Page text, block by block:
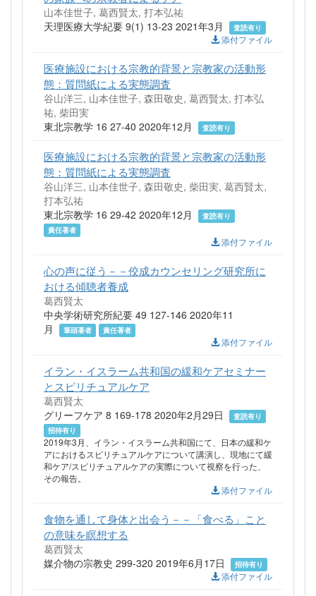
山本佳世子, 葛西賢太, 打本弘祐
天理医療大学紀要 9(1) 13-23 2021年3月
査読有り
添付ファイル
医療施設における宗教的背景と宗教家の活動形
態：質問紙による実態調査
谷山洋三, 山本佳世子, 森田敬史, 葛西賢太, 打本弘
祐, 柴田実
東北宗教学 16 27-40 2020年12月
査読有り
医療施設における宗教的背景と宗教家の活動形
態：質問紙による実態調査
谷山洋三, 山本佳世子, 森田敬史, 柴田実, 葛西賢太,
打本弘祐
東北宗教学 16 29-42 2020年12月
査読有り
責任著者
添付ファイル
心の声に従う－－佼成カウンセリング研究所に
おける傾聴者養成
葛西賢太
中央学術研究所紀要 49 127-146 2020年11
月
筆頭著者 責任著者
添付ファイル
イラン・イスラーム共和国の緩和ケアセミナー
とスピリチュアルケア
葛西賢太
グリーフケア 8 169-178 2020年2月29日
査読有り
招待有り
2019年3月、イラン・イスラーム共和国にて、日本の緩和ケ
アにおけるスピリチュアルケアについて講演し、現地にて緩
和ケア/スピリチュアルケアの実際について視察を行った、
その報告。
添付ファイル
食物を通して身体と出会う－－「食べる」こと
の意味を瞑想する
葛西賢太
媒介物の宗教史 299-320 2019年6月17日
招待有り
添付ファイル